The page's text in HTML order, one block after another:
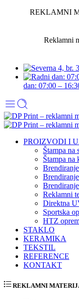
REKLAMNI
Reklamni
dan: 07:00 –
PROIZVODI I
Štampa na
Štampa na
Reklamni
Direktna
Sportska
HTZ
STAKLO
KERAMIKA
TEKSTIL
REFERENCE
KONTAKT
REKLAMNI